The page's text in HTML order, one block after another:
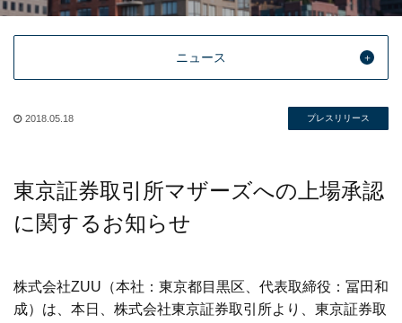
ニュース
2018.05.18 プレスリリース
東京証券取引所マザーズへの上場承認
に関するお知らせ
株式会社ZUU（本社：東京都目黒区、代表取締役：冨田和
成）は、本日、株式会社東京証券取引所より、東京証券取